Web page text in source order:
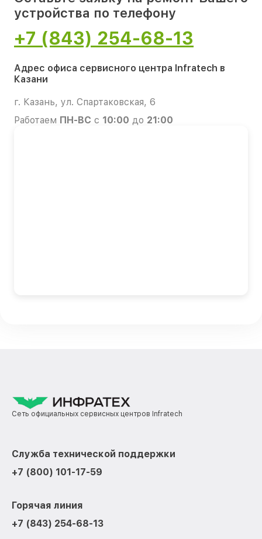
устройства по телефону
+7 (843) 254-68-13
Адрес офиса сервисного центра Infratech в
Казани
г. Казань, ул. Спартаковская, 6
Работаем ПН-ВС с 10:00 до 21:00
Сеть официальных сервисных центров Infratech
Служба технической поддержки
+7 (800) 101-17-59
Горячая линия
+7 (843) 254-68-13